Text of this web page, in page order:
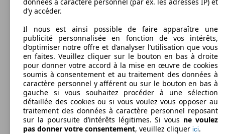
398 g/km
Émissions de CO2 (combinées)*
Ø 16.7 l/100km
d’y accéder.
Il nous est ainsi possible de faire apparaître une
publicité personnalisée en fonction de vos intérêts,
d’optimiser notre offre et d’analyser l’utilisation que vous
en faites. Veuillez cliquer sur le bouton en bas à droite
pour donner votre accord à la mise en œuvre de cookies
soumis à consentement et au traitement des données à
caractère personnel y afférent ou sur le bouton en bas à
gauche si vous souhaitez procéder à une sélection
détaillée des cookies ou si vous voulez vous opposer au
traitement des données à caractère personnel reposant
sur la poursuite d’intérêts légitimes. Si vous ne voulez
pas donner votre consentement, veuillez cliquer ici.